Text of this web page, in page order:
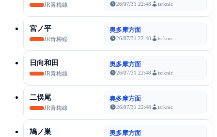
JR青梅線 26/07/31 22:48 tsrknic
宮ノ平
JR青梅線
奥多摩方面
26/07/31 22:48 tsrknic
日向和田
JR青梅線
奥多摩方面
26/07/31 22:48 tsrknic
二俣尾
JR青梅線
奥多摩方面
26/07/31 22:48 tsrknic
鳩ノ巣 奥多摩方面